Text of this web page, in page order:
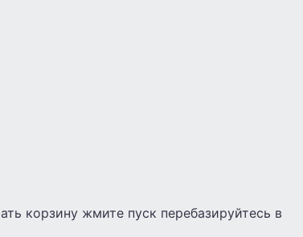
корзину жмите пуск перебазируйтесь в